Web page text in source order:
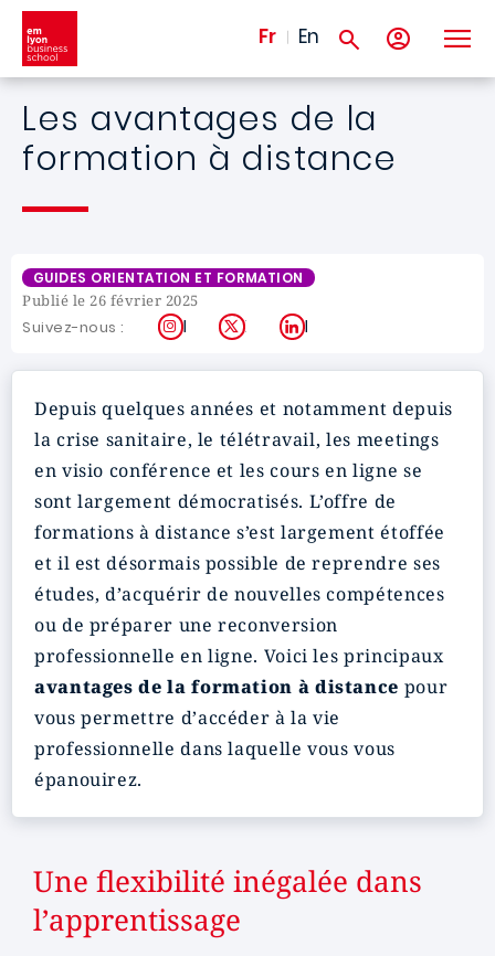
Aller au contenu principal
Fr En
Les avantages de la
formation à distance
GUIDES ORIENTATION ET FORMATION
Publié le 26 février 2025
Suivez-nous : Instagram
X LinkedIn
Depuis quelques années et notamment depuis
la crise sanitaire, le télétravail, les meetings
en visio conférence et les cours en ligne se
sont largement démocratisés. L’offre de
formations à distance s’est largement étoffée
et il est désormais possible de reprendre ses
études, d’acquérir de nouvelles compétences
ou de préparer une reconversion
professionnelle en ligne. Voici les principaux
avantages de la formation à distance pour
vous permettre d’accéder à la vie
professionnelle dans laquelle vous vous
épanouirez.
Une flexibilité inégalée dans
l’apprentissage